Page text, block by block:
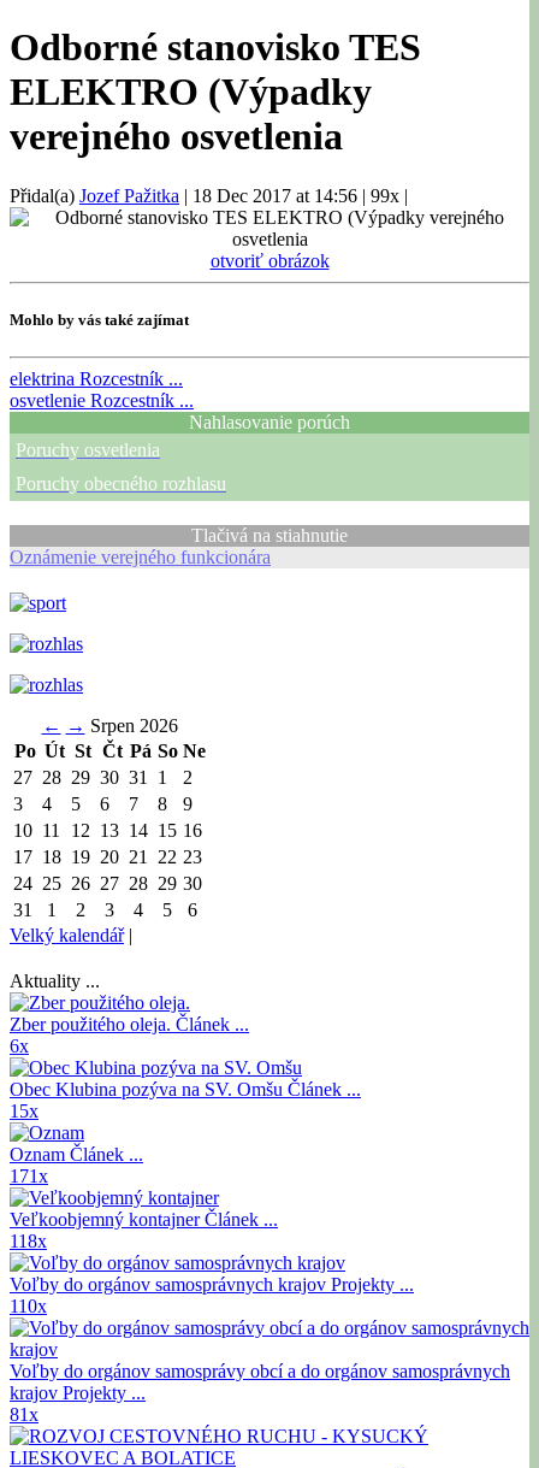
Odborné stanovisko TES
ELEKTRO (Výpadky
verejného osvetlenia
Přidal(a) Jozef Pažitka | 18 Dec 2017 at 14:56 | 99x |
otvoriť obrázok
Mohlo by vás také zajímat
elektrina Rozcestník ...
osvetlenie Rozcestník ...
Nahlasovanie porúch
Poruchy osvetlenia
Poruchy obecného rozhlasu
Tlačivá na stiahnutie
Oznámenie verejného funkcionára
← → Srpen 2026
Po Út St Čt Pá So Ne
27 28 29 30 31 1
2
3
4 5 6 7 8
9
10 11 12 13 14 15 16
17 18 19 20 21 22 23
24 25 26 27 28 29 30
31
1 2 3 4 5
6
Velký kalendář|
Aktuality ...
Zber použitého oleja. Článek ...
6x
Obec Klubina pozýva na SV. Omšu Článek ...
15x
Oznam Článek ...
171x
Veľkoobjemný kontajnerČlánek ...
118x
Voľby do orgánov samosprávnych krajov Projekty ...
110x
Voľby do orgánov samosprávy obcí a do orgánov samosprávnych
krajov Projekty ...
81x